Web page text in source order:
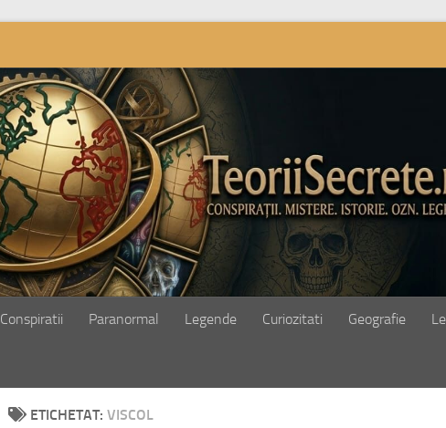
Conspiratii Paranormal Legende Curiozitati Geografie
ETICHETAT: VISCOL